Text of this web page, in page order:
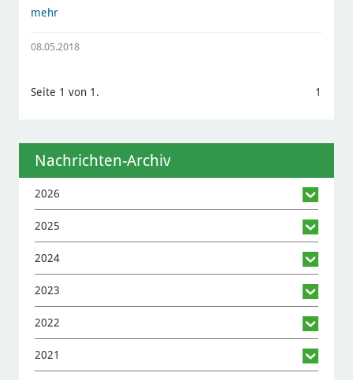
mehr
08.05.2018
Seite 1 von 1. 1
Nachrichten-Archiv
2026
2025
2024
2023
2022
2021